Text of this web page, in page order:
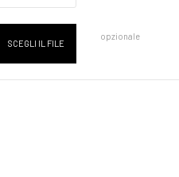
SCEGLI IL FILE
opzionale